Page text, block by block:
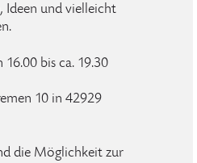
Ideen und vielleicht
bis ca. 19.30
10 in 42929
die Möglichkeit zur